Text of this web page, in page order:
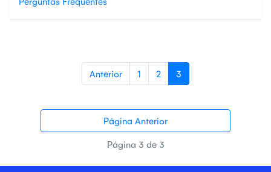
Anterior 1 2 3
Página Anterior
Página 3 de 3